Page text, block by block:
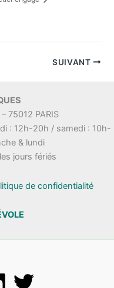
SUIVANT
75012 PARIS
: 12h-20h / samedi : 10h-
& lundi
jours fériés
de confidentialité